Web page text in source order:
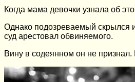
Когда мама девочки узнала об
Однако подозреваемый скрылся
суд арестовал обвиняемого.
Вину в содеянном он не